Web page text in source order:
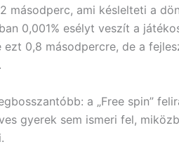
másodperc, ami késlelteti a
0,001% esélyt veszít a
ezt 0,8 másodpercre, de a
a „Free spin”
gyerek sem ismeri fel,